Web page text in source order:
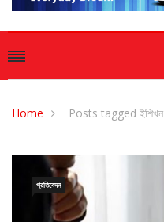
Home Posts tagged ইশিখন
প্রতিবেদন